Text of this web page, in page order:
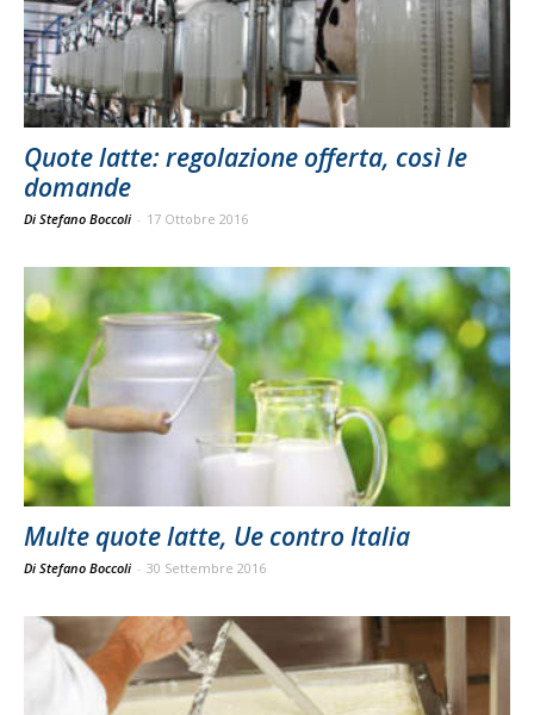
Quote latte: regolazione offerta, così le
domande
Di Stefano Boccoli - 17 Ottobre 2016
Multe quote latte, Ue contro Italia
Di Stefano Boccoli - 30 Settembre 2016